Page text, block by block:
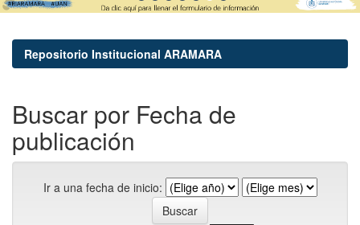
Repositorio Institucional ARAMARA
Buscar por Fecha de
publicación
Ir a una fecha de inicio: